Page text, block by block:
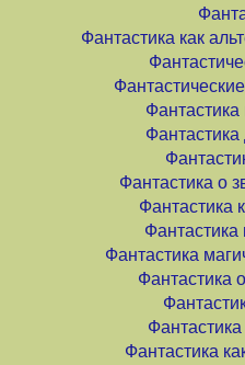
Фантастика как
Фантастика
Фантастика
Фантастика о
Фантастика
Фантастика
Фантастика
Фантастика
Фантастика